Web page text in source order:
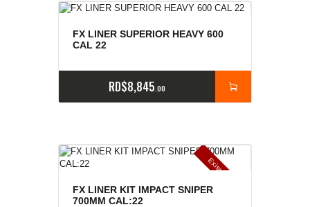
FX LINER SUPERIOR HEAVY 600
CAL 22
5.00
de 5
RD$8,845 00
E
x
is
t
en
c
ia
s
ag
o
t
a
d
a
s
FX LINER KIT IMPACT SNIPER
700MM CAL:22